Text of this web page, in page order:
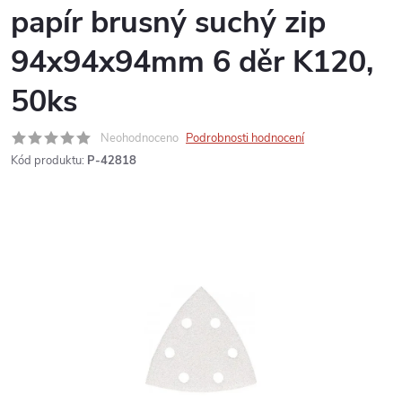
papír brusný suchý zip
94x94x94mm 6 děr K120,
50ks
Neohodnoceno Podrobnosti hodnocení
Kód produktu: P-42818